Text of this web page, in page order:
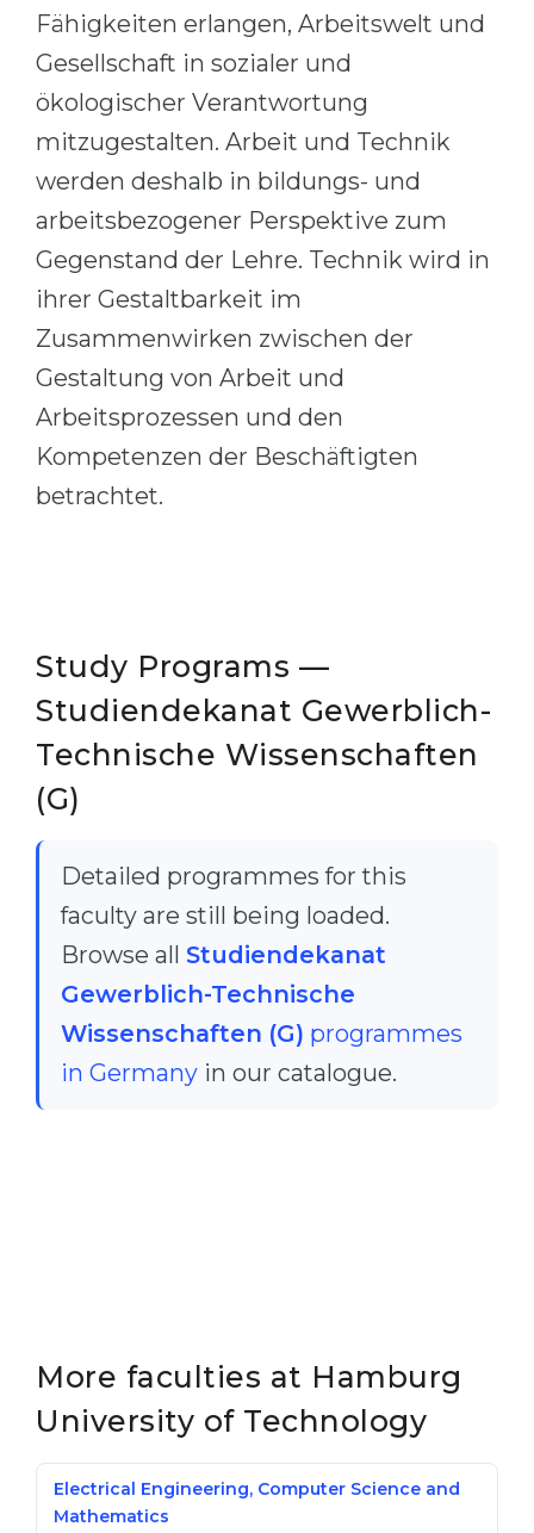
Fähigkeiten erlangen, Arbeitswelt und
Gesellschaft in sozialer und
ökologischer Verantwortung
mitzugestalten. Arbeit und Technik
werden deshalb in bildungs- und
arbeitsbezogener Perspektive zum
Gegenstand der Lehre. Technik wird in
ihrer Gestaltbarkeit im
Zusammenwirken zwischen der
Gestaltung von Arbeit und
Arbeitsprozessen und den
Kompetenzen der Beschäftigten
betrachtet.
Study Programs —
Studiendekanat Gewerblich-
Technische Wissenschaften
(G)
Detailed programmes for this
faculty are still being loaded.
Browse all Studiendekanat
Gewerblich-Technische
Wissenschaften (G) programmes
in Germany in our catalogue.
More faculties at Hamburg
University of Technology
Electrical Engineering, Computer Science and
Mathematics